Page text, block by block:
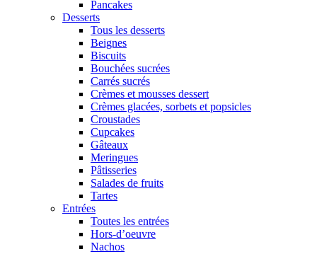
Pancakes
Desserts
Tous les desserts
Beignes
Biscuits
Bouchées sucrées
Carrés sucrés
Crèmes et mousses dessert
Crèmes glacées, sorbets et popsicles
Croustades
Cupcakes
Gâteaux
Meringues
Pâtisseries
Salades de fruits
Tartes
Entrées
Toutes les entrées
Hors-d’oeuvre
Nachos